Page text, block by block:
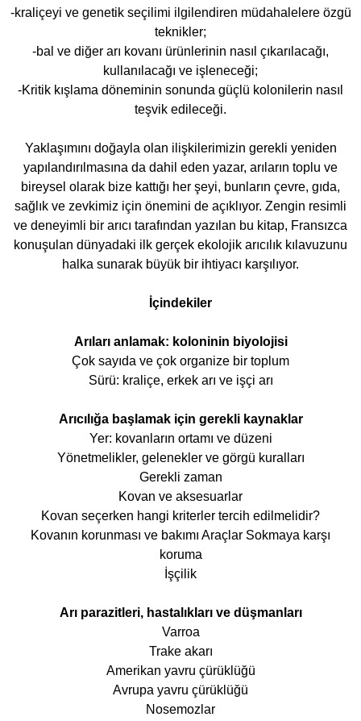
-kraliçeyi ve genetik seçilimi ilgilendiren müdahalelere özgü
teknikler;
-bal ve diğer arı kovanı ürünlerinin nasıl çıkarılacağı,
kullanılacağı ve işleneceği;
-Kritik kışlama döneminin sonunda güçlü kolonilerin nasıl
teşvik edileceği.
Yaklaşımını doğayla olan ilişkilerimizin gerekli yeniden
yapılandırılmasına da dahil eden yazar, arıların toplu ve
bireysel olarak bize kattığı her şeyi, bunların çevre, gıda,
sağlık ve zevkimiz için önemini de açıklıyor. Zengin resimli
ve deneyimli bir arıcı tarafından yazılan bu kitap, Fransızca
konuşulan dünyadaki ilk gerçek ekolojik arıcılık kılavuzunu
halka sunarak büyük bir ihtiyacı karşılıyor.
İçindekiler
Arıları anlamak: koloninin biyolojisi
Çok sayıda ve çok organize bir toplum
Sürü: kraliçe, erkek arı ve işçi arı
Arıcılığa başlamak için gerekli kaynaklar
Yer: kovanların ortamı ve düzeni
Yönetmelikler, gelenekler ve görgü kuralları
Gerekli zaman
Kovan ve aksesuarlar
Kovan seçerken hangi kriterler tercih edilmelidir?
Kovanın korunması ve bakımı Araçlar Sokmaya karşı
koruma
İşçilik
Arı parazitleri, hastalıkları ve düşmanları
Varroa
Trake akarı
Amerikan yavru çürüklüğü
Avrupa yavru çürüklüğü
Nosemozlar